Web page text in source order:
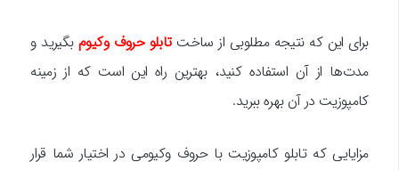
برای این که نتیجه مطلوبی از ساختتابلو حروف وکیومبگیرید و
مدت‌ها از آن استفاده کنید، بهترین راه این است که از زمینه
کامپوزیت در آن بهره ببرید.
مزایایی که تابلو کامپوزیت با حروف وکیومی در اختیار شما قرار